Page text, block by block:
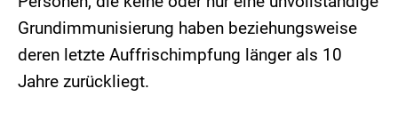
Grundimmunisierung haben beziehungsweise
deren letzte Auffrischimpfung länger als 10
Jahre zurückliegt.